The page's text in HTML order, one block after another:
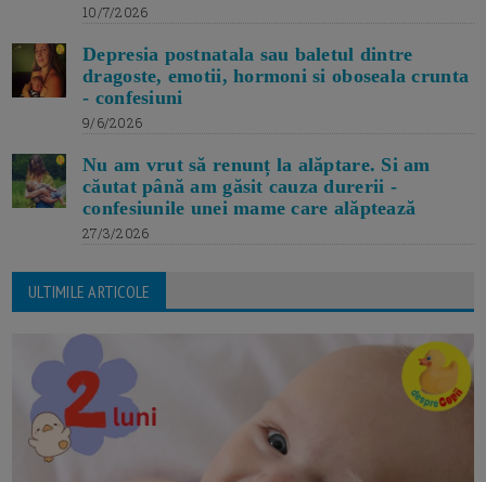
10/7/2026
Depresia postnatala sau baletul dintre
dragoste, emotii, hormoni si oboseala crunta
- confesiuni
9/6/2026
Nu am vrut să renunț la alăptare. Si am
căutat până am găsit cauza durerii -
confesiunile unei mame care alăptează
27/3/2026
ULTIMILE ARTICOLE